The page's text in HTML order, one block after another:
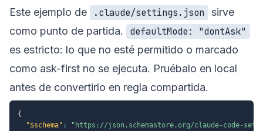
Este ejemplo de .claude/settings.json
sirve
como punto de partida.
defaultMode: "dontAsk"
es estricto: lo que no esté permitido o marcado
como ask-first no se ejecuta. Pruébalo en local
antes de convertirlo en regla compartida.
{
"$schema" :
"https://json.schemastore.org/claude-code-